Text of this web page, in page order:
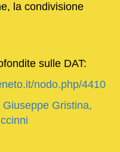
la condivisione
sulle DAT:
nodo.php/4410
Gristina,